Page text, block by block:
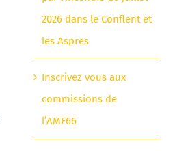
2026 dans le Conflent et
les Aspres
Inscrivez vous aux
commissions de
l’AMF66